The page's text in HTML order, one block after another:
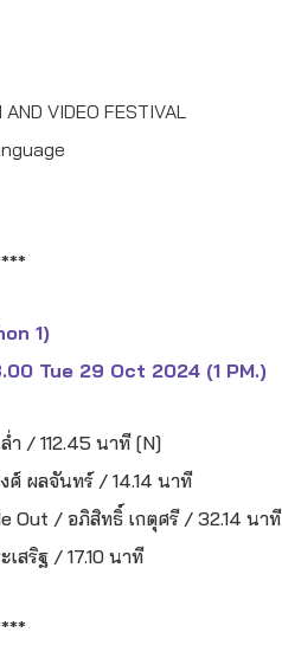
VIDEO FESTIVAL
1)
Tue 29 Oct 2024 (1 PM.)
/ 112.45 นาที [N]
ศ์ ผลจันทร์ / 14.14 นาที
Out / อภิสิทธิ์ เกตุศรี / 32.14 นาที
สริฐ / 17.10 นาที